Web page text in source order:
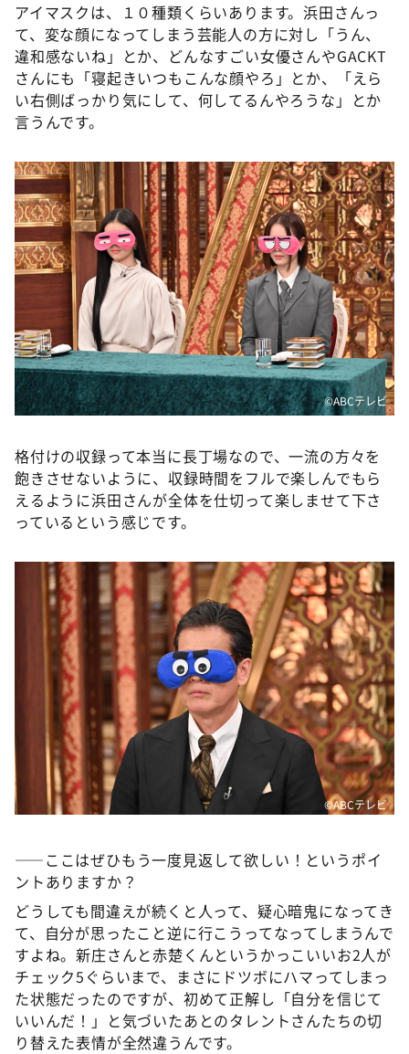
アイマスクは、１０種類くらいあります。浜田さんっ
て、変な顔になってしまう芸能人の方に対し「うん、
違和感ないね」とか、どんなすごい女優さんやGACKT
さんにも「寝起きいつもこんな顔やろ」とか、「えら
い右側ばっかり気にして、何してるんやろうな」とか
言うんです。
©️ABCテレビ
格付けの収録って本当に長丁場なので、一流の方々を
飽きさせないように、収録時間をフルで楽しんでもら
えるように浜田さんが全体を仕切って楽しませて下さ
っているという感じです。
©️ABCテレビ
――ここはぜひもう一度見返して欲しい！というポイ
ントありますか？
どうしても間違えが続くと人って、疑心暗鬼になってき
て、自分が思ったこと逆に行こうってなってしまうんで
すよね。新庄さんと赤楚くんというかっこいいお2人が
チェック5ぐらいまで、まさにドツボにハマってしまっ
た状態だったのですが、初めて正解し「自分を信じて
いいんだ！」と気づいたあとのタレントさんたちの切
り替えた表情が全然違うんです。